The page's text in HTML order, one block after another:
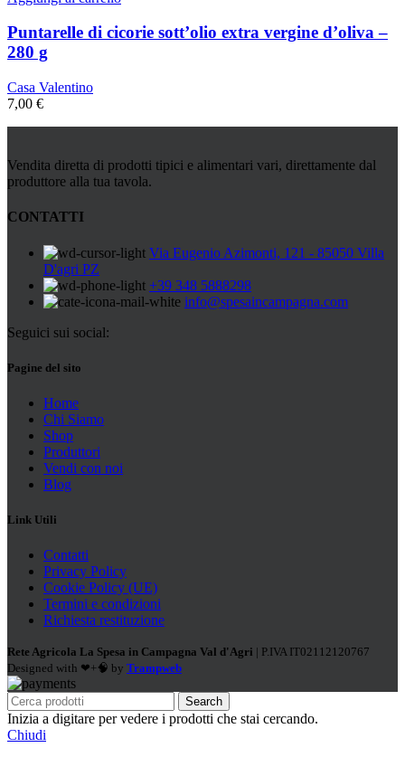
Puntarelle di cicorie sott’olio extra vergine d’oliva –
280 g
Casa Valentino
7,00 €
Vendita diretta di prodotti tipici e alimentari vari, direttamente dal
produttore alla tua tavola.
CONTATTI
Via Eugenio Azimonti, 121 - 85050 Villa
D'agri PZ
+39 348 5888298
info@spesaincampagna.com
Seguici sui social:
Pagine del sito
Home
Chi Siamo
Shop
Produttori
Vendi con noi
Blog
Link Utili
Contatti
Privacy Policy
Cookie Policy (UE)
Termini e condizioni
Richiesta restituzione
Rete Agricola La Spesa in Campagna Val d'Agri | P.IVA IT02112120767
Designed with ❤+🧠 by Trampweb
Search
Inizia a digitare per vedere i prodotti che stai cercando.
Chiudi